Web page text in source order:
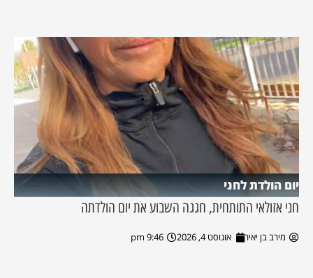
יום הולדת לחני
חני אזולאי התותחית, חגגה השבוע את יום הולדתה
מירב בן יאיר אוגוסט 4, 2026 9:46 pm